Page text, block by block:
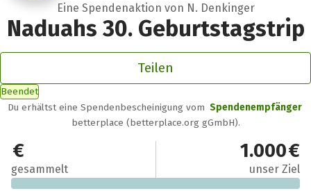
Eine Spendenaktion von N. Denkinger
Naduahs 30. Geburtstagstrip
Teilen
Beendet
Du erhältst eine Spendenbescheinigung vom Spendenempfänger
betterplace (betterplace.org gGmbH).
0 €
gesammelt
1.000 €
unser Ziel